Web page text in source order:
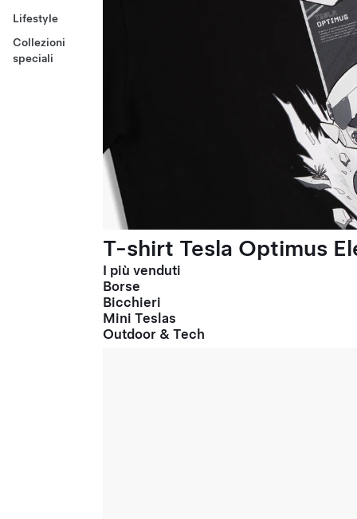
Lifestyle
Collezioni
speciali
T-shirt Tesla Optimus
I più venduti
Borse
Bicchieri
Mini Teslas
Outdoor & Tech